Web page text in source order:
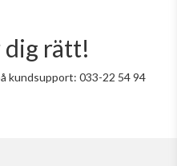
dig rätt!
kundsupport: 033-22 54 94